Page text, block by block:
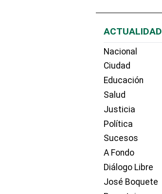
ACTUALIDAD
Nacional
Ciudad
Educación
Salud
Justicia
Política
Sucesos
A Fondo
Diálogo Libre
José Boquete